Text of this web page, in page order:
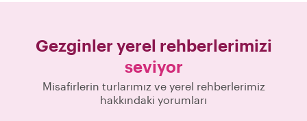
Gezginler yerel rehberlerimizi
seviyor
Misafirlerin turlarımız ve yerel rehberlerimiz
hakkındaki yorumları